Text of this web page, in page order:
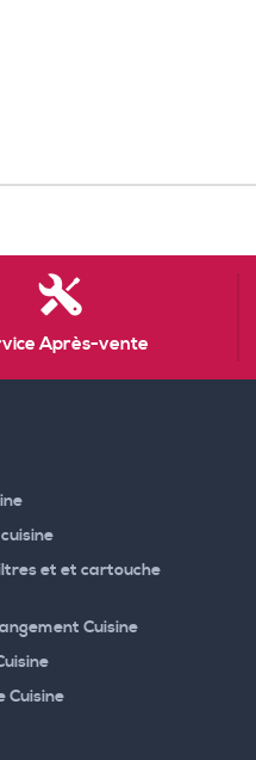
Après-vente
et et cartouche
Cuisine
Cuisine